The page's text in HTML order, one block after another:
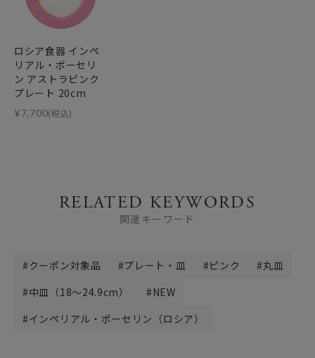
ロシア食器 インペ
リアル・ポーセリ
ン アストラピンク
プレート 20cm
¥7,700(税込)
RELATED KEYWORDS
関連キーワード
クーポン対象品 プレート・皿 ピンク
丸皿
中皿（18～24.9cm）
NEW
インペリアル・ポーセリン（ロシア）